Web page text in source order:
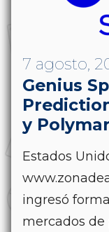
7 agosto,
Genius
y
Estados
ingresó
mercados